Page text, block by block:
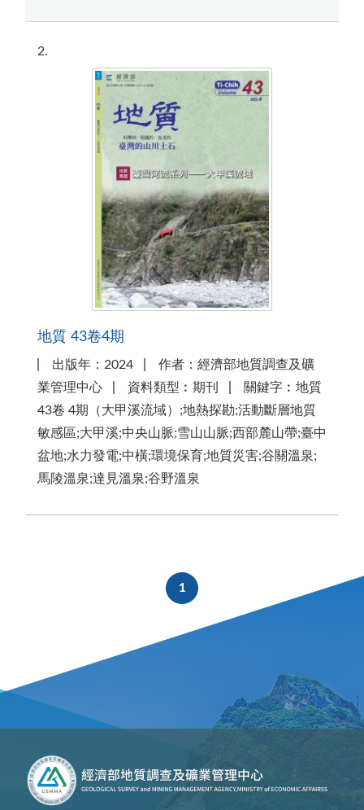
2
地質 43卷4期
出版年：2024
作者：經濟部地質調查及礦
業管理中心
資料類型︰期刊
關鍵字︰地質
43卷 4期（大甲溪流域）;地熱探勘;活動斷層地質
敏感區;大甲溪;中央山脈;雪山山脈;西部麓山帶;臺中
盆地;水力發電;中橫;環境保育;地質災害;谷關溫泉;
馬陵溫泉;達見溫泉;谷野溫泉
1